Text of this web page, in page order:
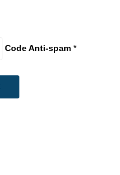
Code Anti-spam *